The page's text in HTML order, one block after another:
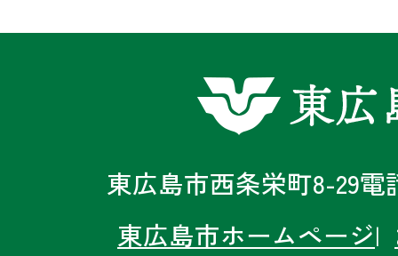
東広島市西条栄町8-29電
東広島市ホームページ